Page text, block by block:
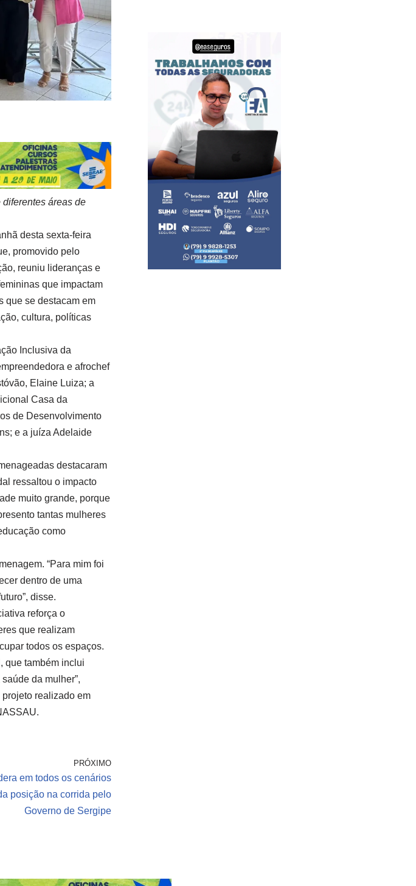
áreas de
desta sexta-feira
promovido pelo
reuniu lideranças e
que impactam
que se destacam em
cultura, políticas
Inclusiva da
e afrochef
Elaine Luiza; a
Casa da
de Desenvolvimento
e a juíza Adelaide
destacaram
ressaltou o impacto
muito grande, porque
tantas mulheres
como
“Para mim foi
dentro de uma
disse.
reforça o
que realizam
todos os espaços.
que também inclui
da mulher”,
realizado em
PRÓXIMO
em todos os cenários
posição na corrida pelo
Governo de Sergipe